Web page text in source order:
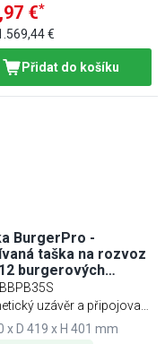
€*
€
Přidat do košíku
BurgerPro -
taška na rozvoz
burgerových
(max 35x35 cm) -
- černá
BBPB35S
uzávěr a připojovací
x D 419 x H 401 mm